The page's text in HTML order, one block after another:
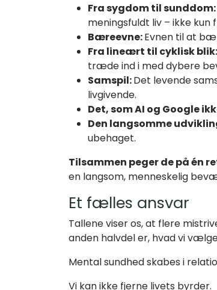
Fra sygdom til sunddom:
meningsfuldt liv – ikke
Bæreevne:Evnen til at
Fra lineært til cyklisk blik:
træde ind i med dybere
Samspil:Det levende
livgivende.
Det, som AI og Google
Den langsomme
ubehaget.
Tilsammen peger de på én
en langsom, menneskelig
Et fælles ansvar
Tallene viser os, at flere
anden halvdel er, hvad vi
Mental sundhed skabes i
Vi kan ikke fjerne livets byrder.